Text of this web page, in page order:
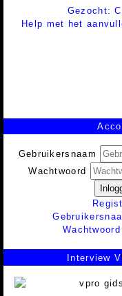
Gezocht:
Help met het
Gebruikersnaam
Wachtwoord
Interview